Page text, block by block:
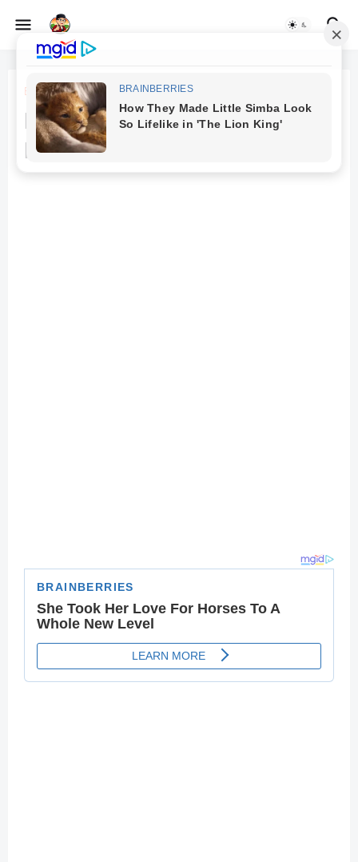
Beranda bagian kamera
Pengenalan Bagian-Bagian
Kamera DSLR Canon